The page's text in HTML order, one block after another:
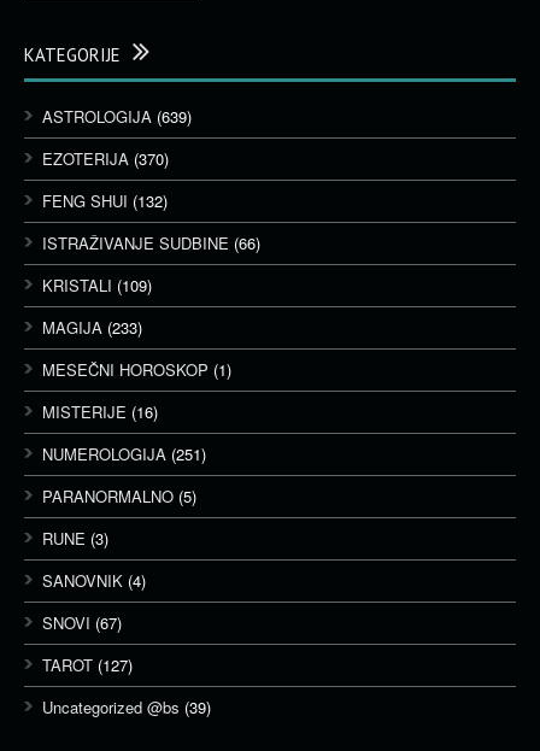
KATEGORIJE
ASTROLOGIJA (639)
EZOTERIJA (370)
FENG SHUI (132)
ISTRAŽIVANJE SUDBINE (66)
KRISTALI (109)
MAGIJA (233)
MESEČNI HOROSKOP (1)
MISTERIJE (16)
NUMEROLOGIJA (251)
PARANORMALNO (5)
RUNE (3)
SANOVNIK (4)
SNOVI (67)
TAROT (127)
Uncategorized @bs (39)